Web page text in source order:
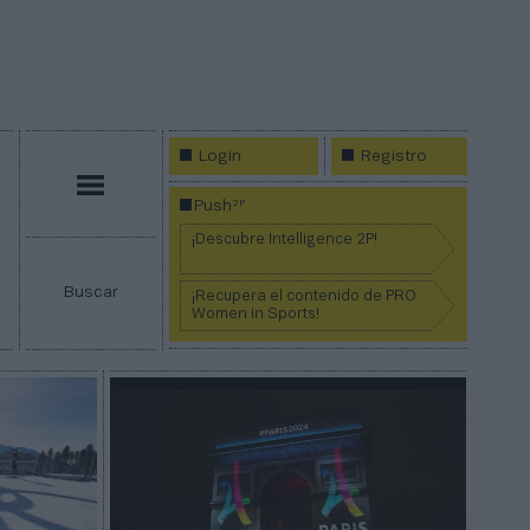
Buscar
Login Registro
Push2P
¡Descubre Intelligence 2P!
¡Recupera el contenido de PRO
Women in Sports!